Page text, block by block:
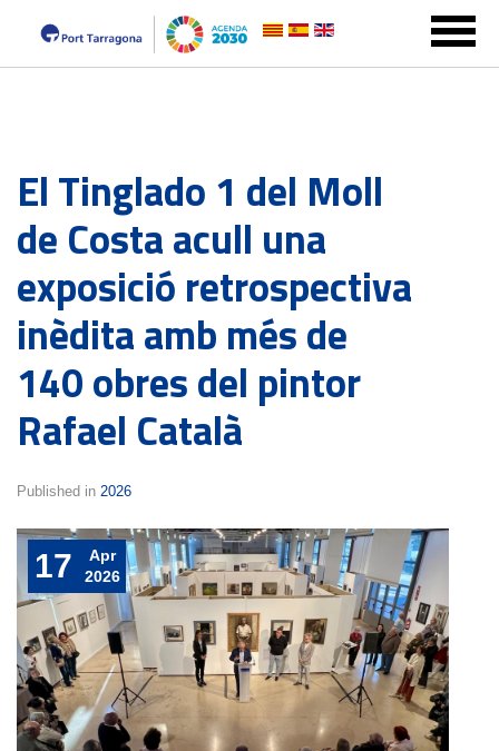
El Tinglado 1 del Moll
de Costa acull una
exposició retrospectiva
inèdita amb més de
140 obres del pintor
Rafael Català
Published in 2026
17
Apr
2026